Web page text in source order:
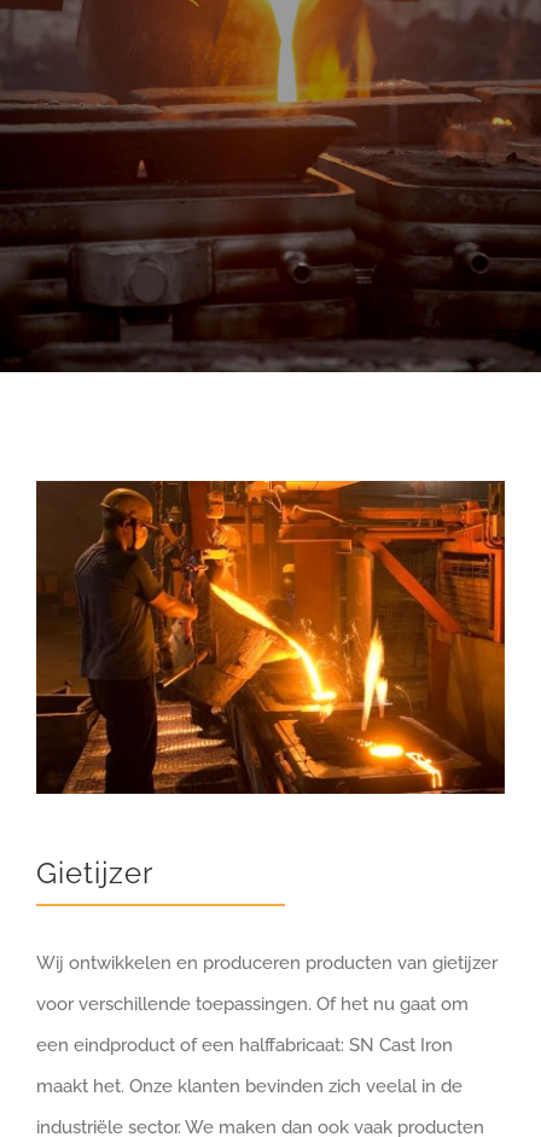
Gietijzer
Wij ontwikkelen en produceren producten van gietijzer
voor verschillende toepassingen. Of het nu gaat om
een eindproduct of een halffabricaat: SN Cast Iron
maakt het. Onze klanten bevinden zich veelal in de
industriële sector. We maken dan ook vaak producten